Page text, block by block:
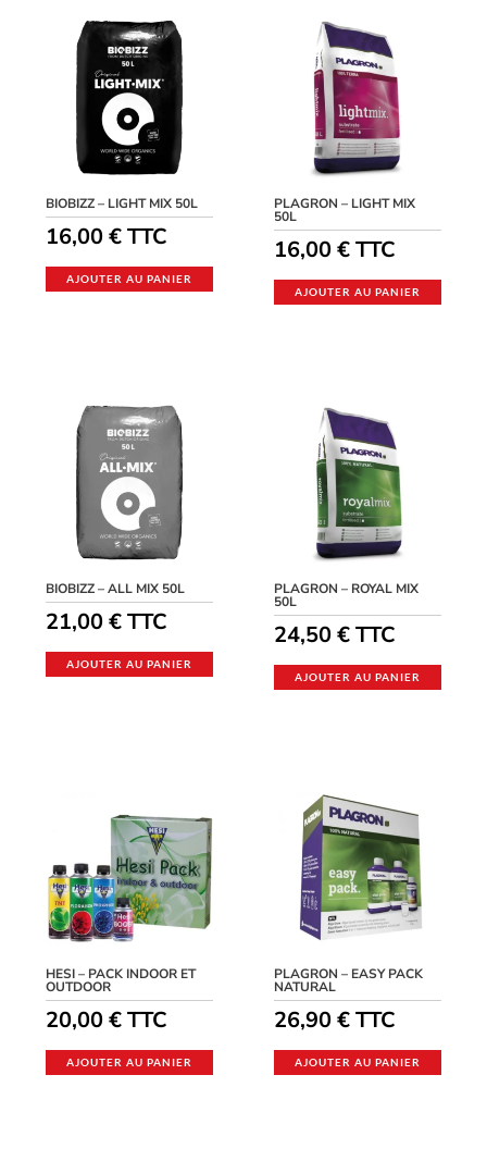
BIOBIZZ – LIGHT MIX 50L
16,00€ TTC
AJOUTER AU PANIER
PLAGRON – LIGHT MIX
50L
16,00€TTC
AJOUTER AU PANIER
BIOBIZZ – ALL MIX 50L
21,00€ TTC
AJOUTER AU PANIER
PLAGRON – ROYAL MIX
50L
24,50€TTC
AJOUTER AU PANIER
HESI – PACK INDOOR ET
OUTDOOR
20,00€ TTC
AJOUTER AU PANIER
PLAGRON – EASY PACK
NATURAL
26,90€TTC
AJOUTER AU PANIER